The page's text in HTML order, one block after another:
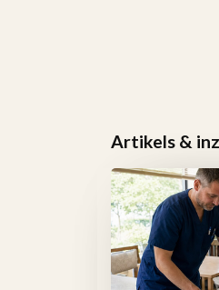
Artikels &